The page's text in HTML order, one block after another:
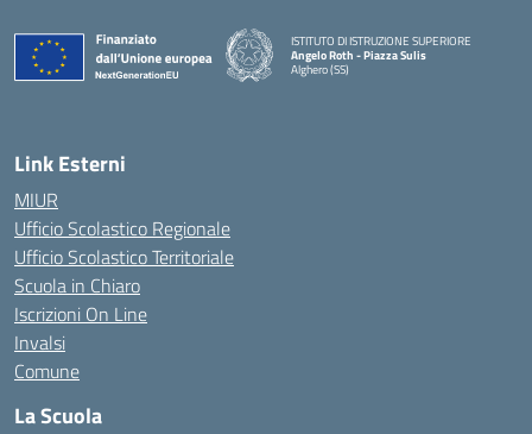
ISTITUTO DI ISTRUZIONE SUPERIORE
Angelo Roth - Piazza Sulis
Alghero (SS)
— Visita la pagina iniziale della scuola
Link Esterni
MIUR
Ufficio Scolastico Regionale
Ufficio Scolastico Territoriale
Scuola in Chiaro
Iscrizioni On Line
Invalsi
Comune
La Scuola